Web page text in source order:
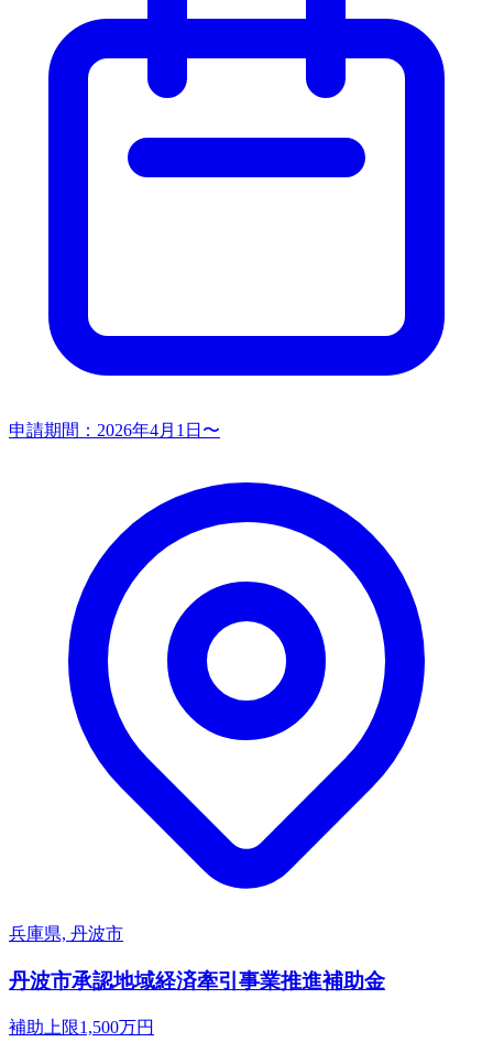
申請期間： 2026年4月1日〜
兵庫県, 丹波市
丹波市承認地域経済牽引事業推進補助金
補助上限1,500万円